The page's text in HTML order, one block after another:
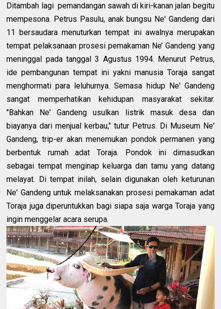
Ditambah lagi pemandangan sawah di kiri-kanan jalan begitu
mempesona. Petrus Pasulu, anak bungsu Ne' Gandeng dari
11 bersaudara menuturkan tempat ini awalnya merupakan
tempat pelaksanaan prosesi pemakaman Ne’ Gandeng yang
meninggal pada tanggal 3 Agustus 1994. Menurut Petrus,
ide pembangunan tempat ini yakni manusia Toraja sangat
menghormati para leluhurnya. Semasa hidup Ne' Gandeng
sangat memperhatikan kehidupan masyarakat sekitar.
"Bahkan Ne' Gandeng usulkan listrik masuk desa dan
biayanya dari menjual kerbau," tutur Petrus. Di Museum Ne'
Gandeng, trip-er akan menemukan pondok permanen yang
berbentuk rumah adat Toraja. Pondok ini dimasudkan
sebagai tempat menginap keluarga dan tamu yang datang
melayat. Di tempat inilah, selain digunakan oleh keturunan
Ne' Gandeng untuk melaksanakan prosesi pemakaman adat
Toraja juga diperuntukkan bagi siapa saja warga Toraja yang
ingin menggelar acara serupa.